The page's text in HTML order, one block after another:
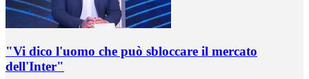
"Vi dico l'uomo che può sbloccare il mercato
dell'Inter"